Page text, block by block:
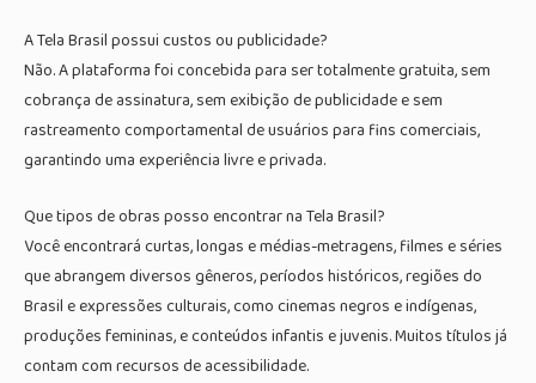
A Tela Brasil possui custos ou publicidade?
Não. A plataforma foi concebida para ser totalmente gratuita, sem
cobrança de assinatura, sem exibição de publicidade e sem
rastreamento comportamental de usuários para fins comerciais,
garantindo uma experiência livre e privada.
Que tipos de obras posso encontrar na Tela Brasil?
Você encontrará curtas, longas e médias-metragens, filmes e séries
que abrangem diversos gêneros, períodos históricos, regiões do
Brasil e expressões culturais, como cinemas negros e indígenas,
produções femininas, e conteúdos infantis e juvenis. Muitos títulos já
contam com recursos de acessibilidade.